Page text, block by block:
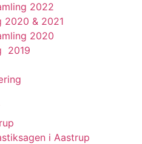
2022
2020 & 2021
2020
2019
i Aastrup